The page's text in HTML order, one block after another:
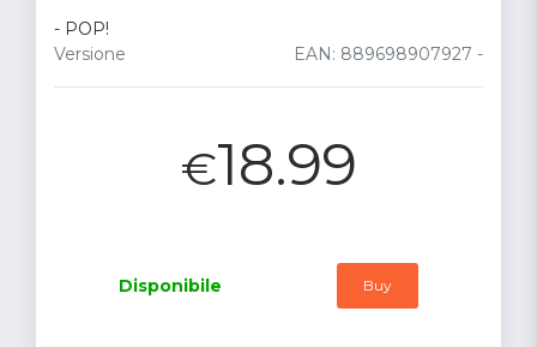
- POP!
EAN: 889698907927 -
Versione
€18.99
Disponibile Buy